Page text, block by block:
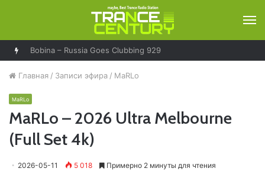
Bobina – Russia Goes Clubbing 929
Главная / Записи эфира / MaRLo
MaRLo
MaRLo – 2026 Ultra Melbourne
(Full Set 4k)
2026-05-11 5 018 Примерно 2 минуты для чтения